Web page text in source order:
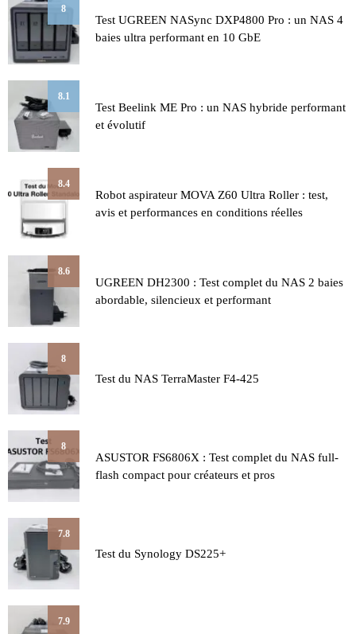
8
Test UGREEN NASync DXP4800 Pro : un NAS 4
baies ultra performant en 10 GbE
8.1
Test Beelink ME Pro : un NAS hybride performant
et évolutif
8.4
Robot aspirateur MOVA Z60 Ultra Roller : test,
avis et performances en conditions réelles
8.6
UGREEN DH2300 : Test complet du NAS 2 baies
abordable, silencieux et performant
8
Test du NAS TerraMaster F4-425
8
ASUSTOR FS6806X : Test complet du NAS full-
flash compact pour créateurs et pros
7.8
Test du Synology DS225+
7.9